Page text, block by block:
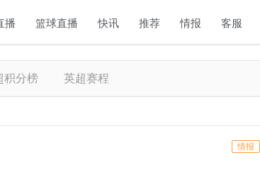
播 篮球直播 快讯 推荐 情报 客服
积分榜 英超赛程
情报